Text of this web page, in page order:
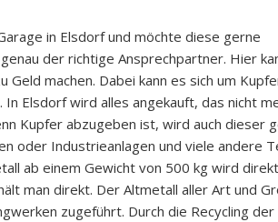
in Elsdorf und möchte diese gerne
der richtige Ansprechpartner. Hier
machen. Dabei kann es sich um
Elsdorf wird alles angekauft, das nicht
Kupfer abzugeben ist, wird auch dieser
oder Industrieanlagen und viele andere
ab einem Gewicht von 500 kg wird
man direkt. Der Altmetall aller Art und
zugeführt. Durch die Recycling der